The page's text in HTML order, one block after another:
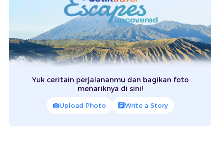
Yuk ceritain perjalananmu dan bagikan foto
menariknya di sini!
Upload Photo Write a Story